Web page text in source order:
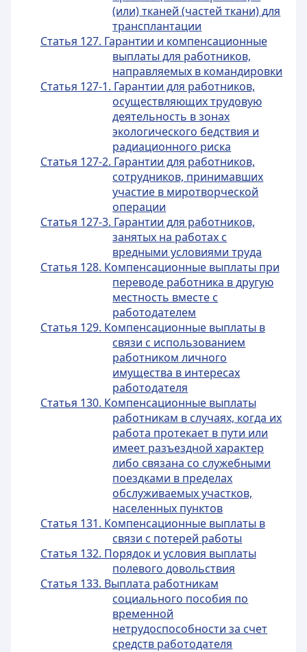
(или) тканей (частей ткани) для
трансплантации
Статья 127. Гарантии и компенсационные
выплаты для работников,
направляемых в командировки
Статья 127-1. Гарантии для работников,
осуществляющих трудовую
деятельность в зонах
экологического бедствия и
радиационного риска
Статья 127-2. Гарантии для работников,
сотрудников, принимавших
участие в миротворческой
операции
Статья 127-3. Гарантии для работников,
занятых на работах с
вредными условиями труда
Статья 128. Компенсационные выплаты при
переводе работника в другую
местность вместе с
работодателем
Статья 129. Компенсационные выплаты в
связи с использованием
работником личного
имущества в интересах
работодателя
Статья 130. Компенсационные выплаты
работникам в случаях, когда их
работа протекает в пути или
имеет разъездной характер
либо связана со служебными
поездками в пределах
обслуживаемых участков,
населенных пунктов
Статья 131. Компенсационные выплаты в
связи с потерей работы
Статья 132. Порядок и условия выплаты
полевого довольствия
Статья 133. Выплата работникам
социального пособия по
временной
нетрудоспособности за счет
средств работодателя